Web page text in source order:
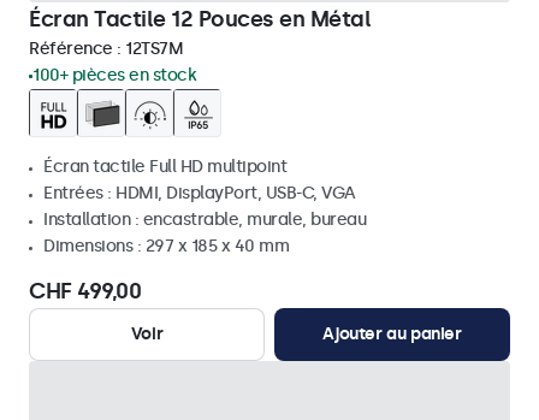
Écran Tactile 12 Pouces en Métal
Référence : 12TS7M
100+ pièces en stock
Écran tactile Full HD multipoint
Entrées : HDMI, DisplayPort, USB-C, VGA
Installation : encastrable, murale, bureau
Dimensions : 297 x 185 x 40 mm
CHF 499,00
Voir Ajouter au panier